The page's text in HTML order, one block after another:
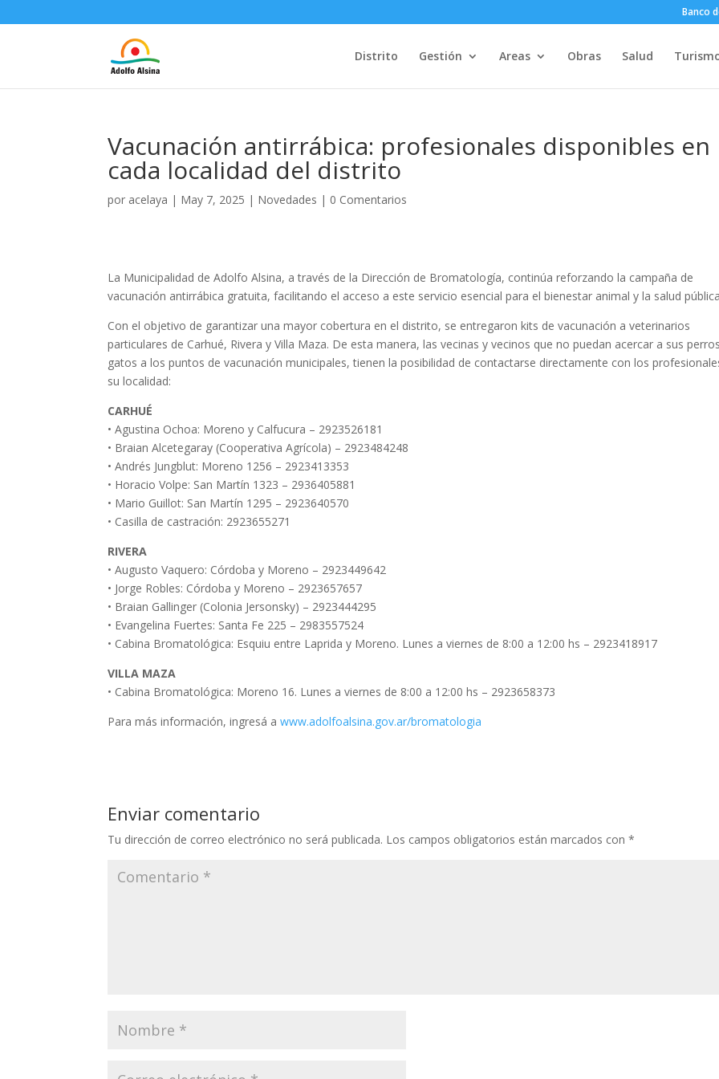
Banco
Distrito Gestión Areas Obras Salud
Vacunación antirrábica: profesionales disponibles en
cada localidad del distrito
por acelaya | May 7, 2025 | Novedades | 0 Comentarios
La Municipalidad de Adolfo Alsina, a través de la Dirección de Bromatología, continúa reforzando la campaña de
vacunación antirrábica gratuita, facilitando el acceso a este servicio esencial para el bienestar animal y la salud
Con el objetivo de garantizar una mayor cobertura en el distrito, se entregaron kits de vacunación a veterinarios
particulares de Carhué, Rivera y Villa Maza. De esta manera, las vecinas y vecinos que no puedan acercar a sus
gatos a los puntos de vacunación municipales, tienen la posibilidad de contactarse directamente con los
su localidad:
CARHUÉ
• Agustina Ochoa: Moreno y Calfucura – 2923526181
• Braian Alcetegaray (Cooperativa Agrícola) – 2923484248
• Andrés Jungblut: Moreno 1256 – 2923413353
• Horacio Volpe: San Martín 1323 – 2936405881
• Mario Guillot: San Martín 1295 – 2923640570
• Casilla de castración: 2923655271
RIVERA
• Augusto Vaquero: Córdoba y Moreno – 2923449642
• Jorge Robles: Córdoba y Moreno – 2923657657
• Braian Gallinger (Colonia Jersonsky) – 2923444295
• Evangelina Fuertes: Santa Fe 225 – 2983557524
• Cabina Bromatológica: Esquiu entre Laprida y Moreno. Lunes a viernes de 8:00 a 12:00 hs – 2923418917
VILLA MAZA
• Cabina Bromatológica: Moreno 16. Lunes a viernes de 8:00 a 12:00 hs – 2923658373
Para más información, ingresá awww.adolfoalsina.gov.ar/bromatologia
Enviar comentario
Tu dirección de correo electrónico no será publicada. Los campos obligatorios están marcados con*